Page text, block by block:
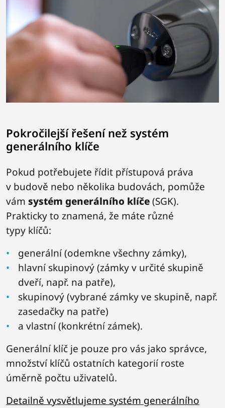
Pokročilejší řešení než systém
generálního klíče
Pokud potřebujete řídit přístupová práva
v budově nebo několika budovách, pomůže
vám systém generálního klíče(SGK).
Prakticky to znamená, že máte různé
typy klíčů:
generální (odemkne všechny zámky),
hlavní skupinový (zámky v určité skupině
dveří, např. na patře),
skupinový (vybrané zámky ve skupině, např.
zasedačky na patře)
a vlastní (konkrétní zámek).
Generální klíč je pouze pro vás jako správce,
množství klíčů ostatních kategorií roste
úměrně počtu uživatelů.
Detailně vysvětlujeme systém generálního